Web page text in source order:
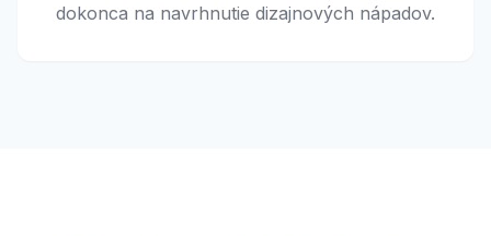
dokonca na navrhnutie dizajnových nápadov.